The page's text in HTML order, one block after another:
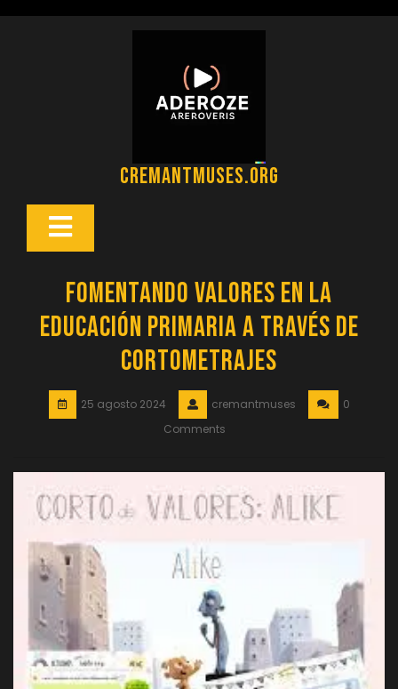
cremantmuses.org
Botón
Fomentando Valores en la
Educación Primaria a través de
Cortometrajes
25 agosto 2024 cremantmuses
0
Comments